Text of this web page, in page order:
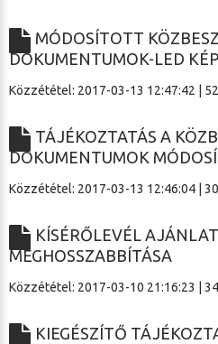
MÓDOSÍTOTT
DOKUMENTUMOK-LED
Közzététel: 2017-03-13 12:47:42 |
TÁJÉKOZTATÁS A
DOKUMENTUMOK
Közzététel: 2017-03-13 12:46:04 |
KÍSÉRŐLEVÉL
MEGHOSSZABBÍTÁSA
Közzététel: 2017-03-10 21:16:23 |
KIEGÉSZÍTŐ